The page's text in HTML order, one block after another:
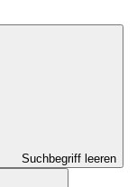
Suchbegriff leeren